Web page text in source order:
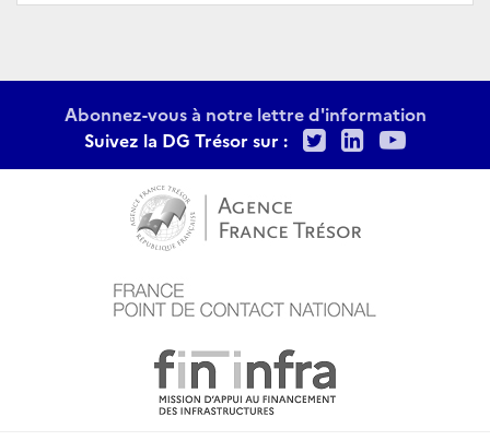
Abonnez-vous à notre lettre d'information
Suivez la DG Trésor sur :
TwitterLinkedIn